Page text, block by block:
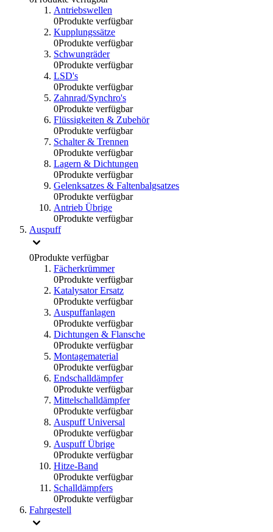
Antriebswellen
0Produkte verfügbar
Kupplungssätze
0Produkte verfügbar
Schwungräder
0Produkte verfügbar
LSD's
0Produkte verfügbar
Zahnrad/Synchro's
0Produkte verfügbar
Flüssigkeiten & Zubehör
0Produkte verfügbar
Schalter & Trennen
0Produkte verfügbar
Lagern & Dichtungen
0Produkte verfügbar
Gelenksatzes & Faltenbalgsatzes
0Produkte verfügbar
Antrieb Übrige
0Produkte verfügbar
Auspuff
0Produkte verfügbar
Fächerkrümmer
0Produkte verfügbar
Katalysator Ersatz
0Produkte verfügbar
Auspuffanlagen
0Produkte verfügbar
Dichtungen & Flansche
0Produkte verfügbar
Montagematerial
0Produkte verfügbar
Endschalldämpfer
0Produkte verfügbar
Mittelschalldämpfer
0Produkte verfügbar
Auspuff Universal
0Produkte verfügbar
Auspuff Übrige
0Produkte verfügbar
Hitze-Band
0Produkte verfügbar
Schalldämpfers
0Produkte verfügbar
Fahrgestell